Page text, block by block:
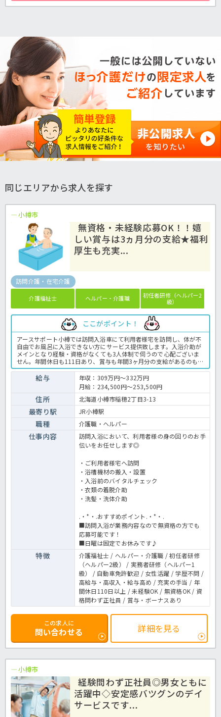
同じエリアから求人を探す
小樽市
無資格・未経験応募OK！！嬉
しい賞与は3ヵ月分の支給★福利
厚生も充実...
訪問介護・在宅介護
介護福祉士 ヘルパー・介護職
初任者研修（ヘルパー2
級）
ここがポイント！
アースサポート小樽では訪問入浴車にて利用者様宅を訪問し、体が不
自由でお風呂に入浴できない方にサービス提供致します。入浴介助が
メインとなり経験・資格がなくても3人体制で伺うので心配ございま
せん。年間休日も111日あり、賞与も年間3ヶ月分の支給があるのも嬉
しいポイントとなっています♪ご不明点がございましたらほっ介護ま
でお問い合わせお待ちしております！訪問入浴での介護業務全般で
す。 ＜介護職 正職員 訪問入浴の求人＞
給与
年収：309万円～332万円
月給：234,500円～253,500円
住所 北海道小樽市稲穂2丁目3-13
最寄り駅 JR小樽駅
職種 介護職・ヘルパー
仕事内容
訪問入浴において、利用者様の身の回りのお手
伝いをお任せします◎
・ご利用者様宅へ訪問
・浴槽機材の搬入・設置
・入浴前のバイタルチェック
・衣類の着脱介助
・洗髪・洗体介助
.・*・.おすすめポイント.・*・.
■訪問入浴が業務内容なので無資格の方でも
応募可能です！
■日曜は固定でお休みです♪
特徴
介護福祉士 / ヘルパー・介護職 / 初任者研修
（ヘルパー2級） / 実務者研修（ヘルパー1
級） / 自動車免許歓迎 / 女性活躍 / 学歴不問 /
高給与・高収入・給与高め / 充実の手当 / 年
間休日110日以上 / 未経験OK / 無資格OK / 資
格問わず正社員 / 賞与・ボーナスあり
この求人に
問い合わせる 詳細を見る
小樽市
経験問わず正社員◎男女ともに
活躍中◇安定感バツグンのデイ
サービスです...